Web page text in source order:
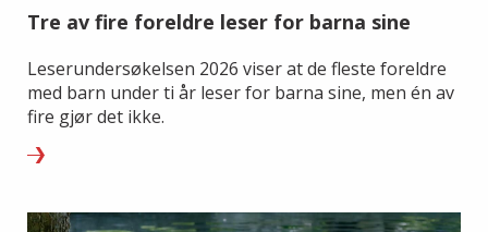
Tre av fire foreldre leser for barna sine
Leserundersøkelsen 2026 viser at de fleste foreldre
med barn under ti år leser for barna sine, men én av
fire gjør det ikke.